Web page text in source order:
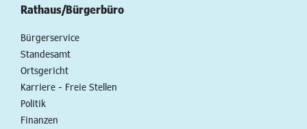
Rathaus/Bürgerbüro
Bürgerservice
Standesamt
Ortsgericht
Karriere - Freie Stellen
Politik
Finanzen